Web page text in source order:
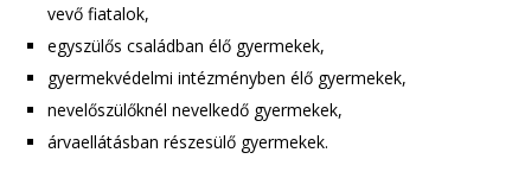
vevő fiatalok,
egyszülős családban élő gyermekek,
gyermekvédelmi intézményben élő gyermekek,
nevelőszülőknél nevelkedő gyermekek,
árvaellátásban részesülő gyermekek.